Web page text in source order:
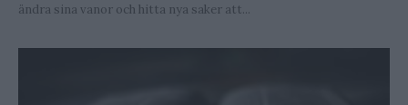
ändra sina vanor och hitta nya saker att...